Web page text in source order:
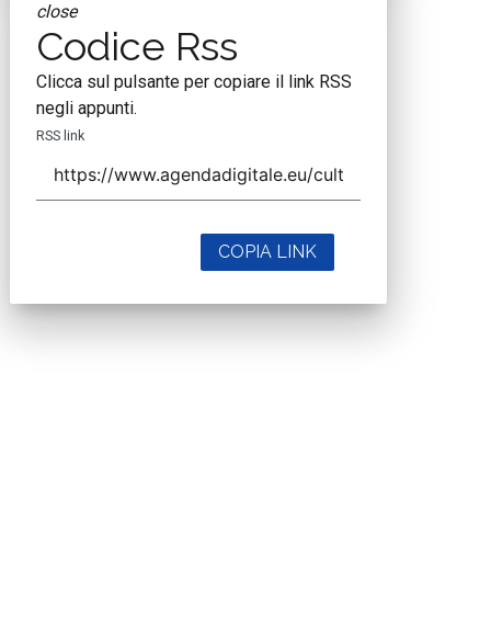
close
Codice Rss
Clicca sul pulsante per copiare il link RSS
negli appunti.
RSS link
COPIA LINK